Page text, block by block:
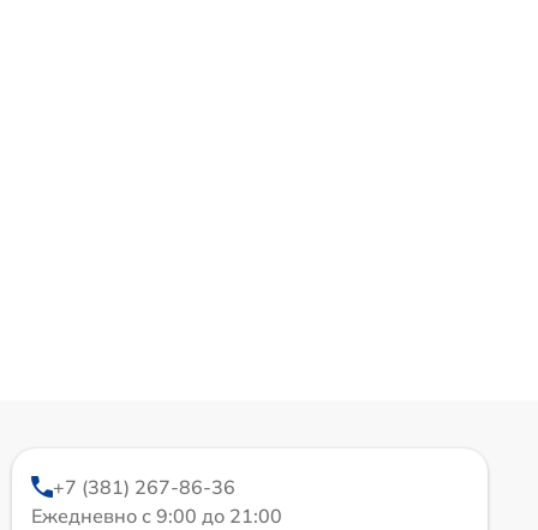
+7 (381) 267-86-36
Ежедневно с 9:00 до 21:00